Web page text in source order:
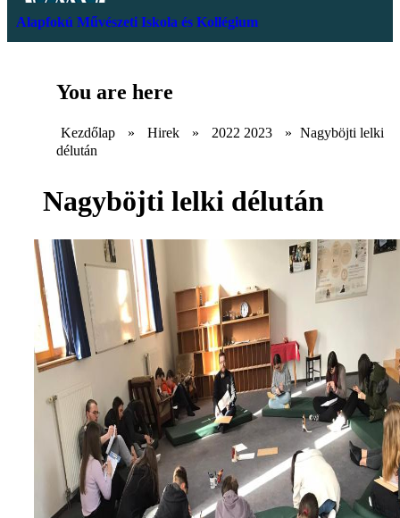
Alapfokú Művészeti Iskola és Kollégium
You are here
Kezdőlap » Hirek » 2022 2023 » Nagyböjti lelki
délután
Nagyböjti lelki délután